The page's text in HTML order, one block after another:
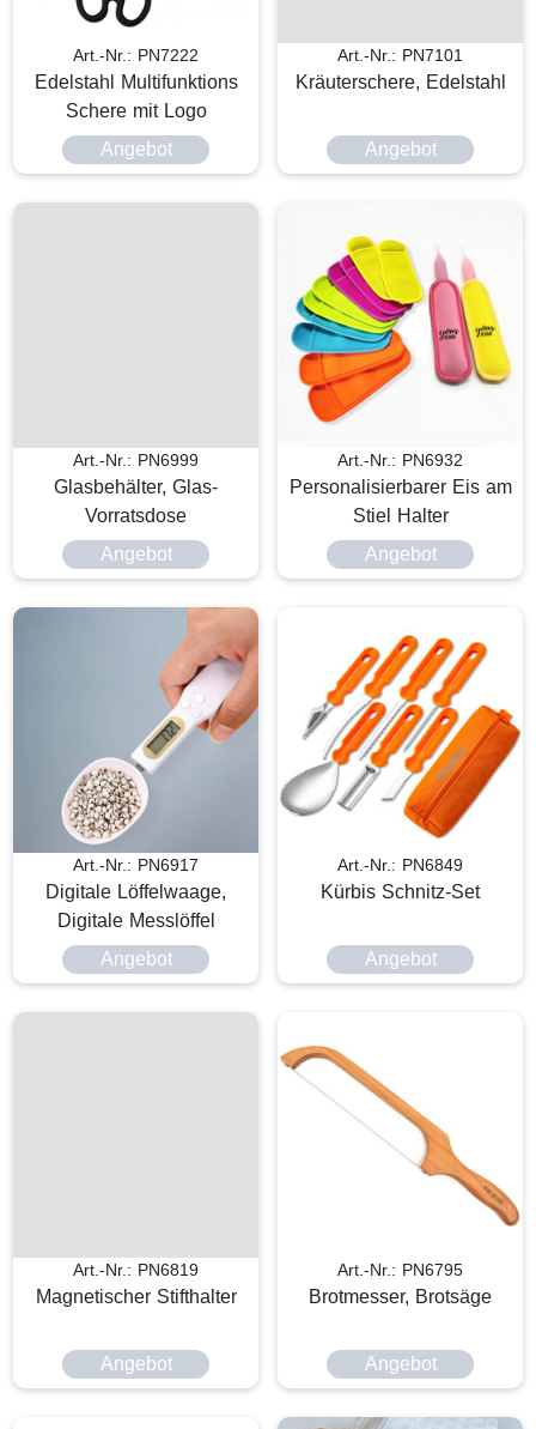
Art.-Nr.: PN7222
Edelstahl Multifunktions
Schere mit Logo
Angebot
Art.-Nr.: PN7101
Kräuterschere, Edelstahl
Angebot
Art.-Nr.: PN6999
Glasbehälter, Glas-
Vorratsdose
Angebot
Art.-Nr.: PN6932
Personalisierbarer Eis am
Stiel Halter
Angebot
Art.-Nr.: PN6917
Digitale Löffelwaage,
Digitale Messlöffel
Angebot
Art.-Nr.: PN6849
Kürbis Schnitz-Set
Angebot
Art.-Nr.: PN6819
Magnetischer Stifthalter
Angebot
Art.-Nr.: PN6795
Brotmesser, Brotsäge
Angebot